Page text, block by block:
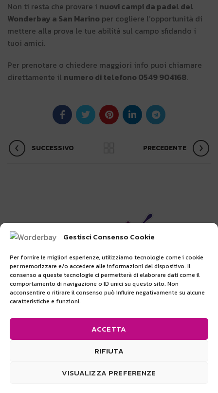
Gestisci Consenso Cookie
Per fornire le migliori esperienze, utilizziamo tecnologie come i cookie
per memorizzare e/o accedere alle informazioni del dispositivo. Il
consenso a queste tecnologie ci permetterà di elaborare dati come il
comportamento di navigazione o ID unici su questo sito. Non
acconsentire o ritirare il consenso può influire negativamente su alcune
caratteristiche e funzioni.
ACCETTA
RIFIUTA
VISUALIZZA PREFERENZE
Non ti resta che provare i nuovi campi da padel del
Wonderbay a San Marino per cogliere l’opportunità di
mettere alla prova le tue abilità sul campo sfidando i
tuoi amici.
Per prenotare o chiedere maggiori info puoi chiamare
direttamente il numero di telefono 0549 904168.
SUCCESSIVO PRECEDENTE
Beach Planet San Marino srl
Via dei Giacinti, 20 - 47899 Serravalle (RSM)
COE 23706